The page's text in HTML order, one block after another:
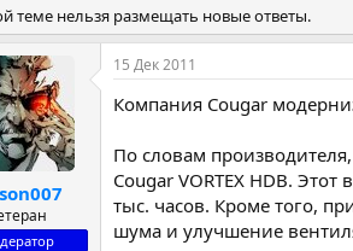
т
а
а
ч
а
л
а
теме нельзя размещать новые ответы.
15 Дек 2011
Компания Cougar
По словам
Cougar VORTEX HDB.
тыс. часов. Кроме того,
шума и улучшение